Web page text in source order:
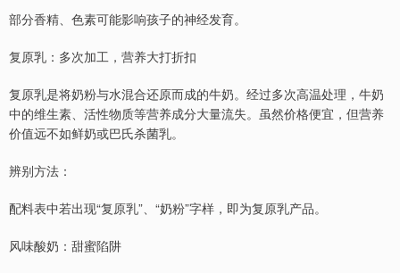
部分香精、色素可能影响孩子的神经发育。
复原乳：多次加工，营养大打折扣
复原乳是将奶粉与水混合还原而成的牛奶。经过多次高温处理，牛奶
中的维生素、活性物质等营养成分大量流失。虽然价格便宜，但营养
价值远不如鲜奶或巴氏杀菌乳。
辨别方法：
配料表中若出现“复原乳”、“奶粉”字样，即为复原乳产品。
风味酸奶：甜蜜陷阱